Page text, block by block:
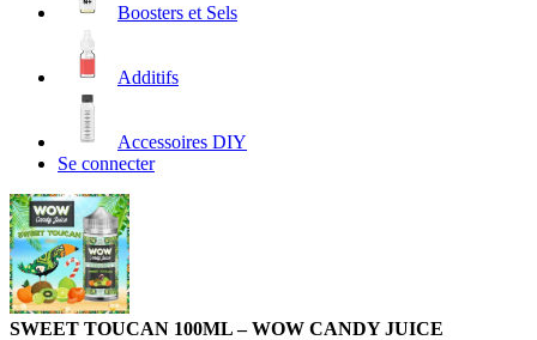
Boosters et Sels
Additifs
Accessoires DIY
Se connecter
SWEET TOUCAN 100ML – WOW CANDY JUICE